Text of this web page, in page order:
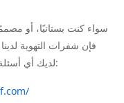
سواء كنت بستانيًا، أو
فإن شفرات التهوية
لديك أي أسئلة، فلا تتردد في التواصل معنا من خلال ما يلي: